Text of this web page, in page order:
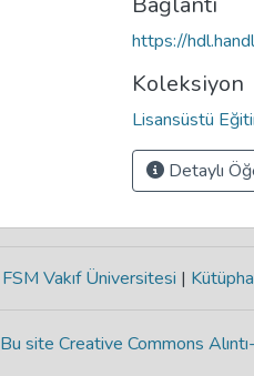
https://
Koleksiyon
Lisansüstü
Detaylı
FSM Vakıf Üniversitesi |
Bu site Creative Commons